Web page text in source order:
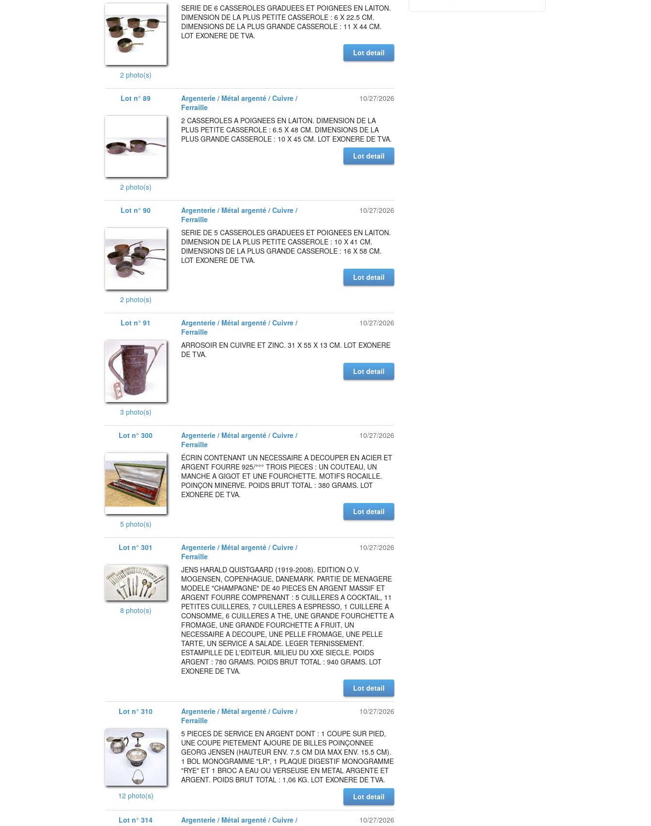
2 photo(s)
SERIE DE 6 CASSEROLES GRADUEES ET POIGNEES EN LAITON.
DIMENSION DE LA PLUS PETITE CASSEROLE : 6 X 22.5 CM.
DIMENSIONS DE LA PLUS GRANDE CASSEROLE : 11 X 44 CM.
LOT EXONERE DE TVA.
Lot detail
Lot n° 89
Argenterie / Métal argenté / Cuivre /
Ferraille
10/27/2026
2 photo(s)
2 CASSEROLES A POIGNEES EN LAITON. DIMENSION DE LA
PLUS PETITE CASSEROLE : 6.5 X 48 CM. DIMENSIONS DE LA
PLUS GRANDE CASSEROLE : 10 X 45 CM. LOT EXONERE DE TVA.
Lot detail
Lot n° 90
Argenterie / Métal argenté / Cuivre /
Ferraille
10/27/2026
2 photo(s)
SERIE DE 5 CASSEROLES GRADUEES ET POIGNEES EN LAITON.
DIMENSION DE LA PLUS PETITE CASSEROLE : 10 X 41 CM.
DIMENSIONS DE LA PLUS GRANDE CASSEROLE : 16 X 58 CM.
LOT EXONERE DE TVA.
Lot detail
Lot n° 91
Argenterie / Métal argenté / Cuivre /
Ferraille
10/27/2026
3 photo(s)
ARROSOIR EN CUIVRE ET ZINC. 31 X 55 X 13 CM. LOT EXONERE
DE TVA.
Lot detail
Lot n° 300
Argenterie / Métal argenté / Cuivre /
Ferraille
10/27/2026
5 photo(s)
ÉCRIN CONTENANT UN NECESSAIRE A DECOUPER EN ACIER ET
ARGENT FOURRE 925/°°° TROIS PIECES : UN COUTEAU, UN
MANCHE A GIGOT ET UNE FOURCHETTE. MOTIFS ROCAILLE.
POINÇON MINERVE. POIDS BRUT TOTAL : 380 GRAMS. LOT
EXONERE DE TVA.
Lot detail
Lot n° 301
Argenterie / Métal argenté / Cuivre /
Ferraille
10/27/2026
8 photo(s)
JENS HARALD QUISTGAARD (1919-2008). EDITION O.V.
MOGENSEN, COPENHAGUE, DANEMARK. PARTIE DE MENAGERE
MODELE "CHAMPAGNE" DE 40 PIECES EN ARGENT MASSIF ET
ARGENT FOURRE COMPRENANT : 5 CUILLERES A COCKTAIL, 11
PETITES CUILLERES, 7 CUILLERES A ESPRESSO, 1 CUILLERE A
CONSOMME, 6 CUILLERES A THE, UNE GRANDE FOURCHETTE A
FROMAGE, UNE GRANDE FOURCHETTE A FRUIT, UN
NECESSAIRE A DECOUPE, UNE PELLE FROMAGE, UNE PELLE
TARTE, UN SERVICE A SALADE. LEGER TERNISSEMENT.
ESTAMPILLE DE L'EDITEUR. MILIEU DU XXE SIECLE. POIDS
ARGENT : 780 GRAMS. POIDS BRUT TOTAL : 940 GRAMS. LOT
EXONERE DE TVA.
Lot detail
Lot n° 310
Argenterie / Métal argenté / Cuivre /
Ferraille
10/27/2026
12 photo(s)
5 PIECES DE SERVICE EN ARGENT DONT : 1 COUPE SUR PIED,
UNE COUPE PIETEMENT AJOURE DE BILLES POINÇONNEE
GEORG JENSEN (HAUTEUR ENV. 7.5 CM DIA MAX ENV. 15.5 CM).
1 BOL MONOGRAMME "LR", 1 PLAQUE DIGESTIF MONOGRAMME
"RYE" ET 1 BROC A EAU OU VERSEUSE EN METAL ARGENTE ET
ARGENT. POIDS BRUT TOTAL : 1,06 KG. LOT EXONERE DE TVA.
Lot detail
Lot n° 314
Argenterie / Métal argenté / Cuivre /
10/27/2026